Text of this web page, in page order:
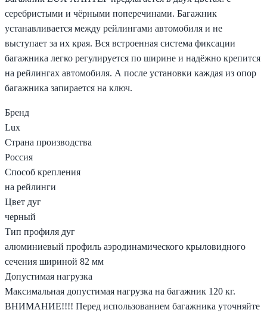
серебристыми и чёрными поперечинами. Багажник
устанавливается между рейлингами автомобиля и не
выступает за их края. Вся встроенная система фиксации
багажника легко регулируется по ширине и надёжно крепится
на рейлингах автомобиля. А после установки каждая из опор
багажника запирается на ключ.
Бренд
Lux
Страна производства
Россия
Способ крепления
на рейлинги
Цвет дуг
черный
Тип профиля дуг
алюминиевый профиль аэродинамического крыловидного
сечения шириной 82 мм
Допустимая нагрузка
Максимальная допустимая нагрузка на багажник 120 кг.
ВНИМАНИЕ!!!! Перед использованием багажника уточняйте